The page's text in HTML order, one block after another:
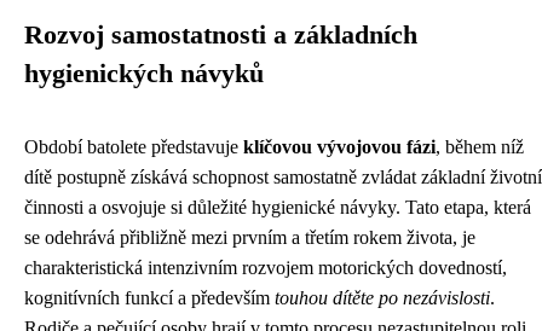
Rozvoj samostatnosti a základních
hygienických návyků
Období batolete představuje klíčovou vývojovou fázi, během níž
dítě postupně získává schopnost samostatně zvládat základní životní
činnosti a osvojuje si důležité hygienické návyky. Tato etapa, která
se odehrává přibližně mezi prvním a třetím rokem života, je
charakteristická intenzivním rozvojem motorických dovedností,
kognitívních funkcí a především touhou dítěte po nezávislosti.